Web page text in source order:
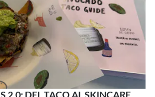
2.0: DEL TACO AL SKINCARE,